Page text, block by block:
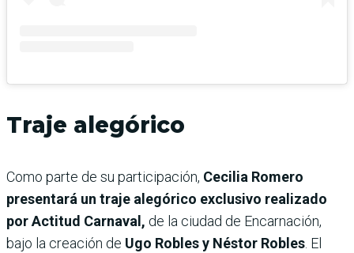
Traje alegórico
Como parte de su participación, Cecilia Romero
presentará un traje alegórico exclusivo realizado
por Actitud Carnaval, de la ciudad de Encarnación,
bajo la creación de Ugo Robles y Néstor Robles. El